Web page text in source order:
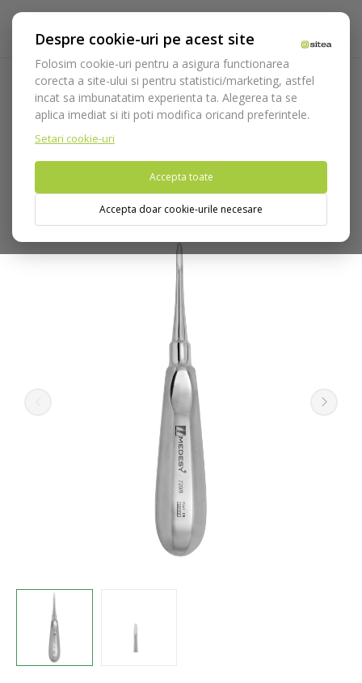
Despre cookie-uri pe acest site
Folosim cookie-uri pentru a asigura functionarea
corecta a site-ului si pentru statistici/marketing, astfel
incat sa imbunatatim experienta ta. Alegerea ta se
aplica imediat si iti poti modifica oricand preferintele.
Setari cookie-uri
Accepta toate
Accepta doar cookie-urile necesare
Acasa Instrumentar
Chirurgie si implantologie
Instrumentar extractie
Elevatoare / Luxatoare
Elevator
cod 720/8
Nu puteti plasa comenzi din tara din care accesati website-ul
(United States).